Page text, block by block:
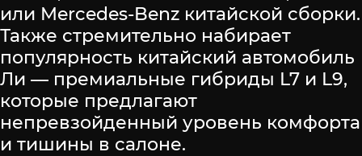
или Mercedes-Benz китайской сборки.
Также стремительно набирает
популярность китайский автомобиль
Ли — премиальные гибриды L7 и L9,
которые предлагают
непревзойденный уровень комфорта
и тишины в салоне.